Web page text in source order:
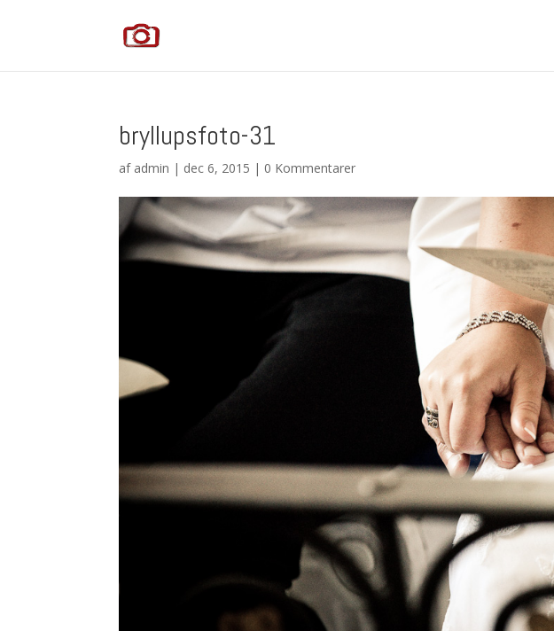
bryllupsfoto-31
af admin | dec 6, 2015 | 0 Kommentarer